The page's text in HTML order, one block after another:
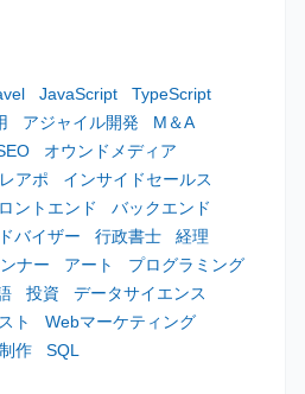
JavaScript
TypeScript
アジャイル開発
M＆A
オウンドメディア
アポ
インサイドセールス
ントエンド
バックエンド
バイザー 行政書士
経理
ナー アート
プログラミング
投資
データサイエンス
ト
Webマーケティング
作 SQL